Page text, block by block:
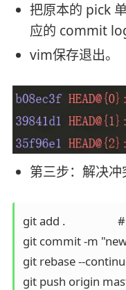
把原本的 pick
应的 commit
vim保存退出。
第三步：解决
git add .
git commit -m
git rebase --